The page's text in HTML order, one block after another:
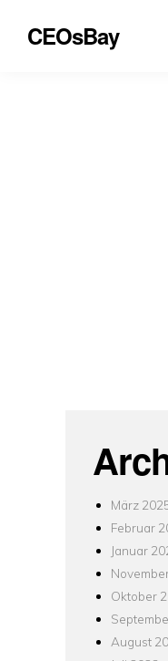
CEOsBay
März
Februar
Januar
Oktober
August